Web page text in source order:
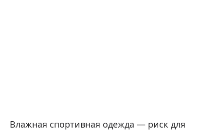
Влажная спортивная одежда — риск для